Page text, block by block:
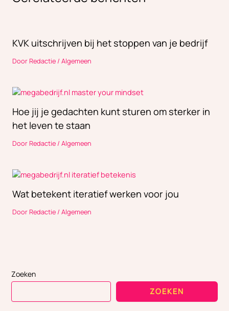
KVK uitschrijven bij het stoppen van je bedrijf
DoorRedactie / Algemeen
Hoe jij je gedachten kunt sturen om sterker in
het leven te staan
DoorRedactie / Algemeen
Wat betekent iteratief werken voor jou
DoorRedactie / Algemeen
Zoeken
ZOEKEN